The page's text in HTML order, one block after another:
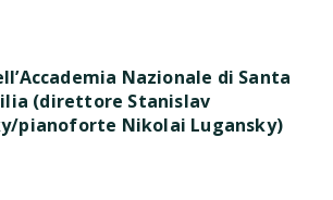
Nazionale di Santa
(direttore Stanislav
pianoforte Nikolai Lugansky)